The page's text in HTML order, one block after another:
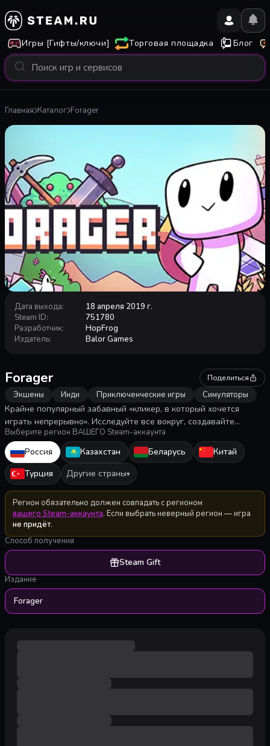
Игры [Гифты/ключи] Торговая площадка Блог
Главная Каталог Forager
Дата выхода:
18 апреля 2019 г.
Steam ID:
751780
Разработчик:
HopFrog
Издатель: Balor Games
Forager Поделиться
Экшены Инди Приключенческие игры Симуляторы
Крайне популярный забавный «кликер, в который хочется
играть непрерывно». Исследуйте все вокруг, создавайте
предметы, добывайте и используйте ресурсы, раскрывайте
тайны и стройте базы буквально из ничего! Больше земли —
больше приключений!
Выберите регион ВАШЕГО Steam-аккаунта
Россия Казахстан Беларусь
Китай
Турция
Другие страны▾
Регион обязательно должен совпадать с регионом
вашего Steam-аккаунта. Если выбрать неверный регион — игра
не придёт.
Способ получения
Steam Gift
Издание
Forager